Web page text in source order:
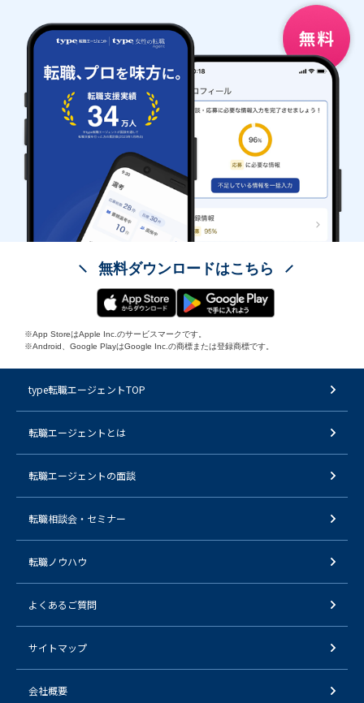
無料ダウンロードはこちら
※App StoreはApple Inc.のサービスマークです。
※Android、Google PlayはGoogle Inc.の商標または登録商標です。
type転職エージェントTOP
転職エージェントとは
転職エージェントの面談
転職相談会・セミナー
転職ノウハウ
よくあるご質問
サイトマップ
会社概要